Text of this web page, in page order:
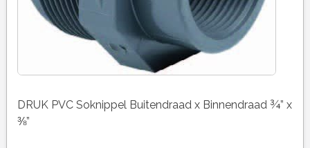
DRUK PVC Soknippel Buitendraad x Binnendraad ¾” x
⅜”